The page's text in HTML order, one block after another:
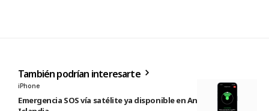
También podrían interesarte
iPhone
Emergencia SOS vía satélite ya disponible en Andorra e